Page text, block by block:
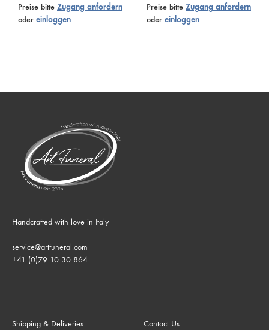
Preise bitte Zugang anfordern
oder einloggen
Preise bitte Zugang anfordern
oder einloggen
Handcrafted with love in Italy
service@artfuneral.com
+41 (0)79 10 30 864
Shipping & Deliveries Contact Us